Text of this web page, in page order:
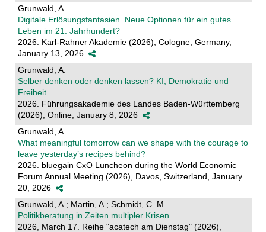
Grunwald, A.
Digitale Erlösungsfantasien. Neue Optionen für ein gutes
Leben im 21. Jahrhundert?
2026. Karl-Rahner Akademie (2026), Cologne, Germany,
January 13, 2026
Grunwald, A.
Selber denken oder denken lassen? KI, Demokratie und
Freiheit
2026. Führungsakademie des Landes Baden-Württemberg
(2026), Online, January 8, 2026
Grunwald, A.
What meaningful tomorrow can we shape with the courage to
leave yesterday’s recipes behind?
2026. bluegain CxO Luncheon during the World Economic
Forum Annual Meeting (2026), Davos, Switzerland, January
20, 2026
Grunwald, A.; Martin, A.; Schmidt, C. M.
Politikberatung in Zeiten multipler Krisen
2026, March 17. Reihe "acatech am Dienstag" (2026),